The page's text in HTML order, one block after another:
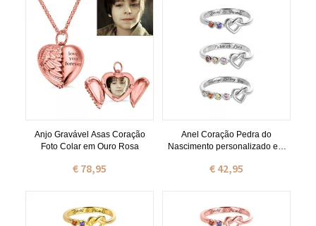
Anjo Gravável Asas Coração
Foto Colar em Ouro Rosa
€ 78,95
Anel Coração Pedra do
Nascimento personalizado em
€ 42,95